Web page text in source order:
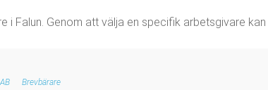
i Falun. Genom att välja en specifik arbetsgivare
Brevbärare